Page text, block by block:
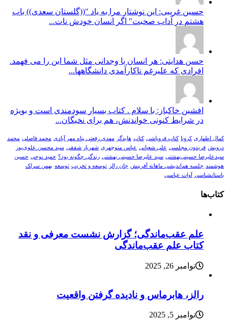
حسین غریبی: این نوشتار مرا به یاد "((گلستان سعدی)) باب
هشتم در آداب صحبت" اگر انسان خودش نات...
حسن هدایتی: هر انسان با وجدانی مثل شما این را می فهمد.
افرادی که علیرغم ناکارآمدی دانشگاهها...
افشین خاکباز: با سلام . کتاب بسیار سودمندی است و بویژه
در شرایط کنونی خواندنش، هم برای نخبگان...
کمال اطهاری کرونا کتاب فروپاشی کتاب هایدگر مهدی رفعتی پناه مهر آبادی محمد فاضلی محمد
درویش فریدون مجلسی علی شعبانی عباس منوچهری شهریار شفقی سید محسن علوی‌پور
سیدعلیرضا حسینی‌بهشتی سید علیرضا حسینی بهشتی زندگی چگونه بود؟ حمید نوحی حسین
هوشمند
جلسه هم‌اندیشی ماهانه آفرینش جان رالز توسعه و تخریب توسعه بهمن سرلک
باستانشناسی
آوات عباسی
کتاب‌ها
علم عقب‌ماندگی؛ گزارش نشست معرفی و نقد
کتاب علم عقب‌ماندگی
نوامبر 26, 2025
رالز، هابرماس و نادیده گرفتن واقعیت
نوامبر 5, 2025